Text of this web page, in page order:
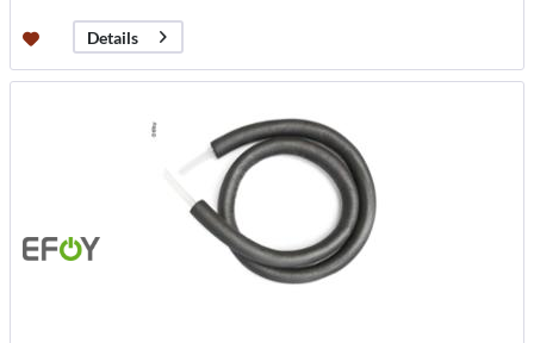
Details